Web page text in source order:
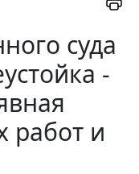
суда
-
работ и